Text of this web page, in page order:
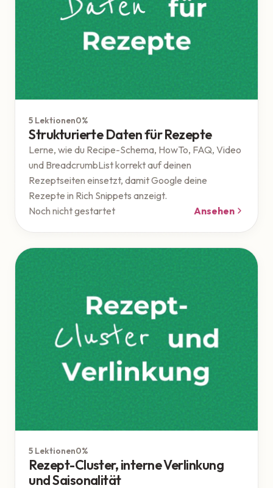
5 Lektionen0%
Strukturierte Daten für Rezepte
Lerne, wie du Recipe-Schema, HowTo, FAQ, Video
und BreadcrumbList korrekt auf deinen
Rezeptseiten einsetzt, damit Google deine
Rezepte in Rich Snippets anzeigt.
Noch nicht gestartet
Ansehen
5 Lektionen0%
Rezept-Cluster, interne Verlinkung
und Saisonalität